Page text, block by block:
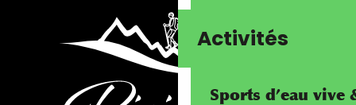
Activités
Sports d’eau vive